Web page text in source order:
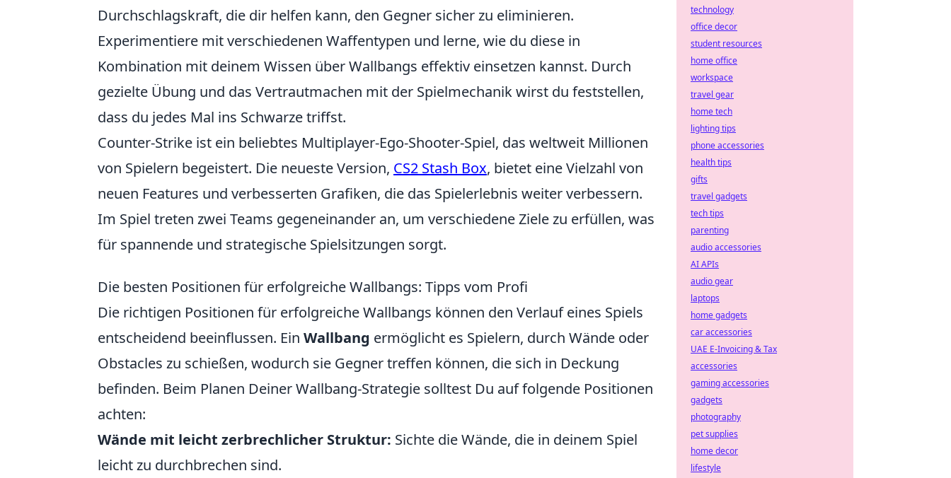
Durchschlagskraft, die dir helfen kann, den Gegner sicher zu eliminieren.
Experimentiere mit verschiedenen Waffentypen und lerne, wie du diese in
Kombination mit deinem Wissen über Wallbangs effektiv einsetzen kannst. Durch
gezielte Übung und das Vertrautmachen mit der Spielmechanik wirst du feststellen,
dass du jedes Mal ins Schwarze triffst.
Counter-Strike ist ein beliebtes Multiplayer-Ego-Shooter-Spiel, das weltweit Millionen
von Spielern begeistert. Die neueste Version, CS2 Stash Box, bietet eine Vielzahl von
neuen Features und verbesserten Grafiken, die das Spielerlebnis weiter verbessern.
Im Spiel treten zwei Teams gegeneinander an, um verschiedene Ziele zu erfüllen, was
für spannende und strategische Spielsitzungen sorgt.
Die besten Positionen für erfolgreiche Wallbangs: Tipps vom Profi
Die richtigen Positionen für erfolgreiche Wallbangs können den Verlauf eines Spiels
entscheidend beeinflussen. Ein Wallbang ermöglicht es Spielern, durch Wände oder
Obstacles zu schießen, wodurch sie Gegner treffen können, die sich in Deckung
befinden. Beim Planen Deiner Wallbang-Strategie solltest Du auf folgende Positionen
achten:
Wände mit leicht zerbrechlicher Struktur: Sichte die Wände, die in deinem Spiel
leicht zu durchbrechen sind.
technology
office decor
student resources
home office
workspace
travel gear
home tech
lighting tips
phone accessories
health tips
gifts
travel gadgets
tech tips
parenting
audio accessories
AI APIs
audio gear
laptops
home gadgets
car accessories
UAE E-Invoicing & Tax
accessories
gaming accessories
gadgets
photography
pet supplies
home decor
lifestyle